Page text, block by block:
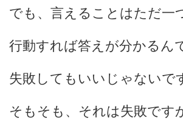
でも、言えることはただ一
行動すれば答えが分かる ん
失敗してもいいじゃないで
そもそも、それは失敗です